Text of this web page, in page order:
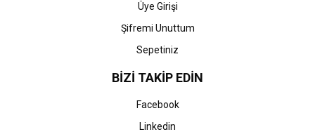
Üye Girişi
Şifremi Unuttum
Sepetiniz
BİZİ TAKİP EDİN
Facebook
Linkedin